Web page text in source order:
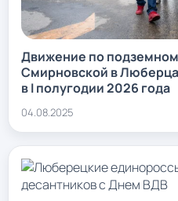
Движение по
Смирновской в
в I полугодии 2026 года
04.08.2025